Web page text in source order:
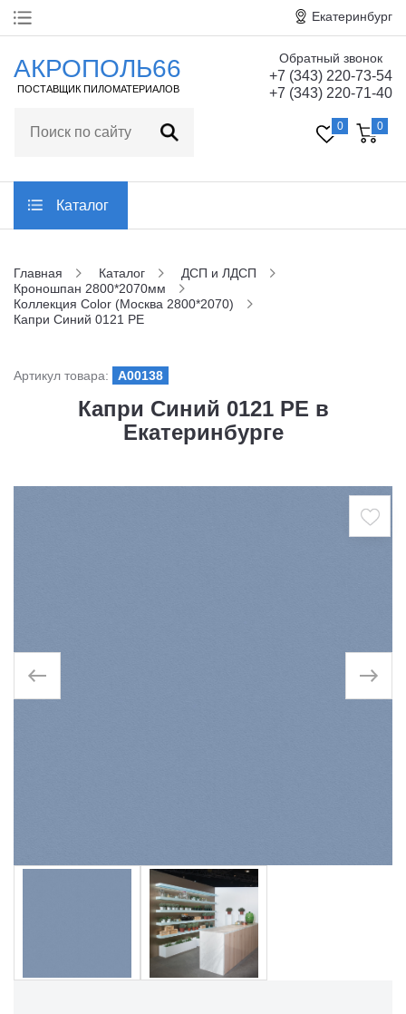
Главная
Статьи
Контакты
Екатеринбург
АКРОПОЛЬ66
ПОСТАВЩИК ПИЛОМАТЕРИАЛОВ
Обратный звонок
+7 (343) 220-73-54
+7 (343) 220-71-40
0 0
Каталог
Главная Каталог
ДСП и ЛДСП
Кроношпан 2800*2070мм
Коллекция Color (Москва 2800*2070)
Капри Синий 0121 PE
Артикул товара: A00138
Капри Синий 0121 PE в
Екатеринбурге